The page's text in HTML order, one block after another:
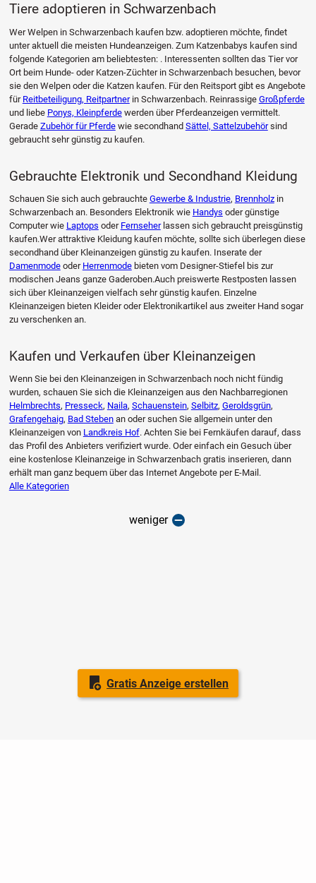
Gratis Anzeige erstellen
Tiere adoptieren in Schwarzenbach
Wer Welpen in Schwarzenbach kaufen bzw. adoptieren möchte, findet
unter aktuell die meisten Hundeanzeigen. Zum Katzenbabys kaufen sind
folgende Kategorien am beliebtesten: . Interessenten sollten das Tier vor
Ort beim Hunde- oder Katzen-Züchter in Schwarzenbach besuchen, bevor
sie den Welpen oder die Katzen kaufen. Für den Reitsport gibt es Angebote
für Reitbeteiligung, Reitpartnerin Schwarzenbach. Reinrassige Großpferde
und liebe Ponys, Kleinpferdewerden über Pferdeanzeigen vermittelt.
Gerade Zubehör für Pferdewie secondhand Sättel, Sattelzubehörsind
gebraucht sehr günstig zu kaufen.
Gebrauchte Elektronik und Secondhand Kleidung
Schauen Sie sich auch gebrauchte Gewerbe & Industrie, Brennholzin
Schwarzenbach an. Besonders Elektronik wie Handys oder günstige
Computer wie Laptops oder Fernseherlassen sich gebraucht preisgünstig
kaufen.Wer attraktive Kleidung kaufen möchte, sollte sich überlegen diese
secondhand über Kleinanzeigen günstig zu kaufen. Inserate der
Damenmodeoder Herrenmodebieten vom Designer-Stiefel bis zur
modischen Jeans ganze Gaderoben.Auch preiswerte Restposten lassen
sich über Kleinanzeigen vielfach sehr günstig kaufen. Einzelne
Kleinanzeigen bieten Kleider oder Elektronikartikel aus zweiter Hand sogar
zu verschenken an.
Kaufen und Verkaufen über Kleinanzeigen
Wenn Sie bei den Kleinanzeigen in Schwarzenbach noch nicht fündig
wurden, schauen Sie sich die Kleinanzeigen aus den Nachbarregionen
Helmbrechts, Presseck, Naila, Schauenstein, Selbitz, Geroldsgrün,
Grafengehaig, Bad Stebenan oder suchen Sie allgemein unter den
Kleinanzeigen von Landkreis Hof. Achten Sie bei Fernkäufen darauf, dass
das Profil des Anbieters verifiziert wurde. Oder einfach ein Gesuch über
eine kostenlose Kleinanzeige in Schwarzenbach gratis inserieren, dann
erhält man ganz bequem über das Internet Angebote per E-Mail.
Alle Kategorien
weniger